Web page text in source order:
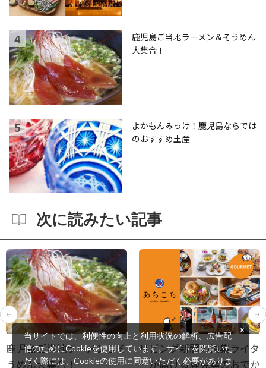
鹿児島ご当地ラーメン＆そうめん
大集合！
よかもんみっけ！鹿児島ならでは
のおすすめ土産
次に読みたい記事
鹿児島ご当地ラーメン＆そ
うめん大集合！
リビング新聞の編集ライタ
ーが届ける鹿児島のおでか
当サイトでは、利便性の向上と利用状況の解析、広告配
信のためにCookieを使用しています。サイトを閲覧いた
だく際には、Cookieの使用に同意いただく必要がありま